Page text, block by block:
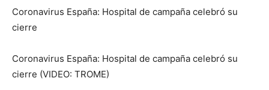
Coronavirus España: Hospital de campaña celebró su
cierre
Coronavirus España: Hospital de campaña celebró su
cierre (VIDEO: TROME)